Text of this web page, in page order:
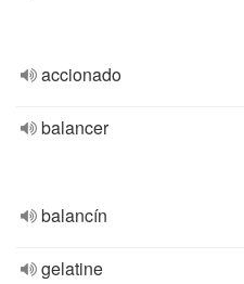
accionado
balancer
balancín
gelatine